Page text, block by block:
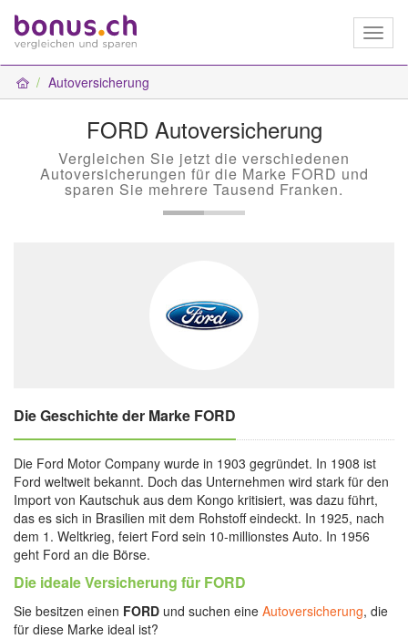
Autoversicherung
FORD Autoversicherung
Vergleichen Sie jetzt die verschiedenen
Autoversicherungen für die Marke FORD und
sparen Sie mehrere Tausend Franken.
Die Geschichte der Marke FORD
Die Ford Motor Company wurde in 1903 gegründet. In 1908 ist
Ford weltweit bekannt. Doch das Unternehmen wird stark für den
Import von Kautschuk aus dem Kongo kritisiert, was dazu führt,
das es sich in Brasilien mit dem Rohstoff eindeckt. In 1925, nach
dem 1. Weltkrieg, feiert Ford sein 10-millionstes Auto. In 1956
geht Ford an die Börse.
Die ideale Versicherung für FORD
Sie besitzen einen FORD und suchen eine Autoversicherung, die
für diese Marke ideal ist?